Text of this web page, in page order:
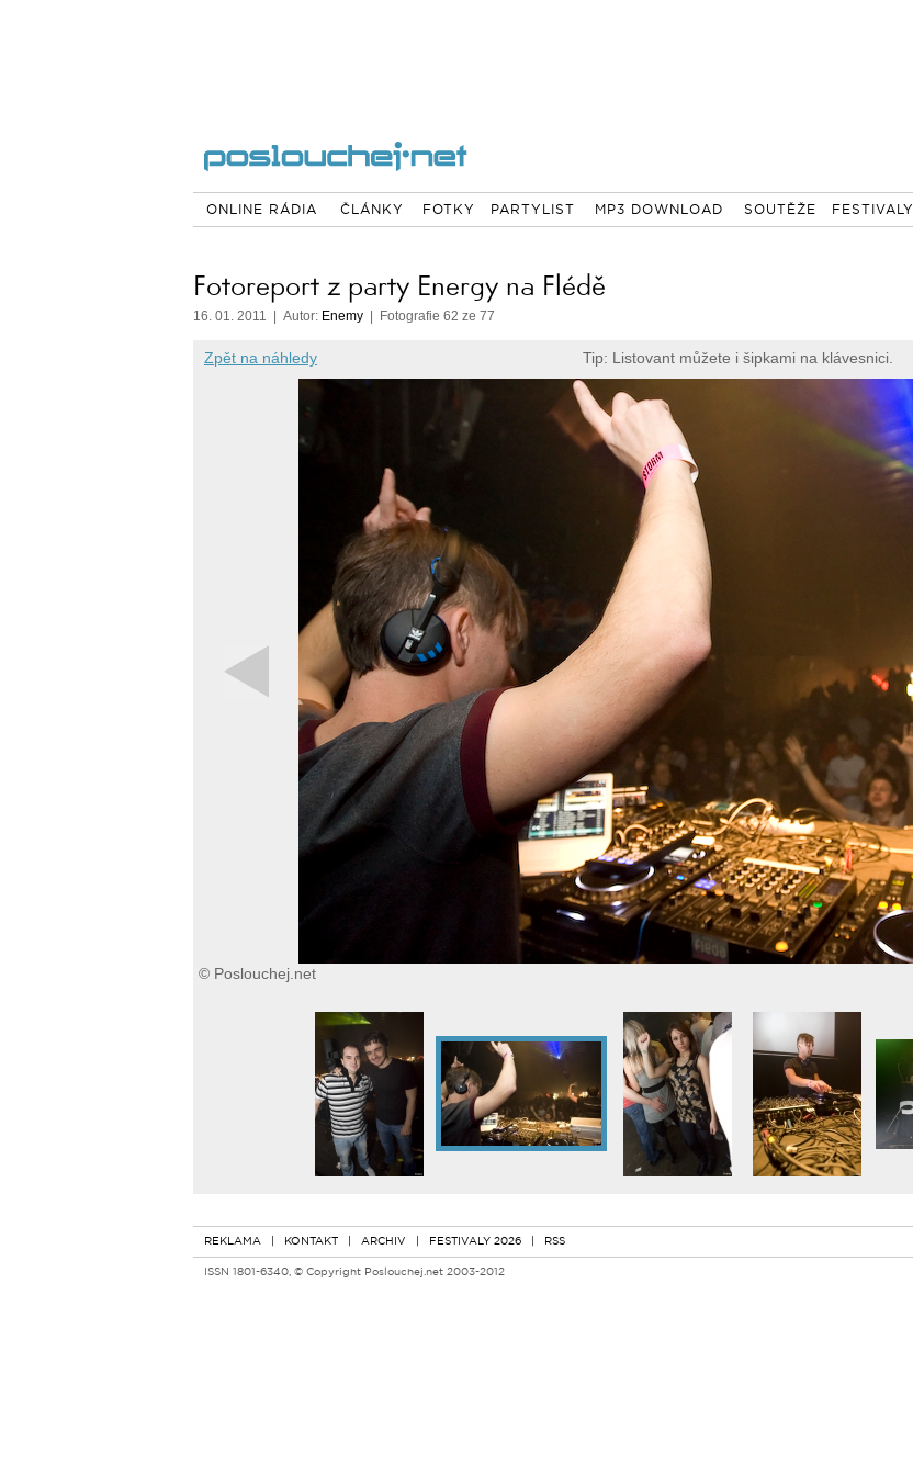
ONLINE RÁDIA ČLÁNKY FOTKY PARTYLIST MP3 DOWNLOAD SOUTĚŽE FESTIVALY
Fotoreport z party Energy na Flédě
16. 01. 2011 | Autor: Enemy | Fotografie 62 ze 77
Zpět na náhledy Tip: Listovant můžete i šipkami na klávesnici.
© Poslouchej.net
REKLAMA | KONTAKT | ARCHIV | FESTIVALY 2026 | RSS
ISSN 1801-6340, © Copyright Poslouchej.net 2003-2012